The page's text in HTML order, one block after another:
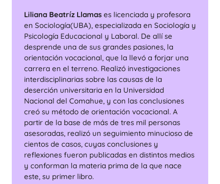
Liliana Beatríz Llamas es licenciada y profesora
en Sociología(UBA), especializada en Sociología y
Psicología Educacional y Laboral. De allí se
desprende una de sus grandes pasiones, la
orientación vocacional, que la llevó a forjar una
carrera en el terreno. Realizó investigaciones
interdisciplinarias sobre las causas de la
deserción universitaria en la Universidad
Nacional del Comahue, y con las conclusiones
creó su método de orientación vocacional. A
partir de la base de más de tres mil personas
asesoradas, realizó un seguimiento minucioso de
cientos de casos, cuyas conclusiones y
reflexiones fueron publicadas en distintos medios
y conforman la materia prima de la que nace
este, su primer libro.